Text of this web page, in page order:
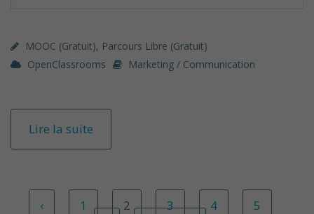
MOOC (gratuit), Parcours Libre (gratuit)
OpenClassrooms
Marketing / Communication
Lire la suite
‹ 1 2 3 4
5